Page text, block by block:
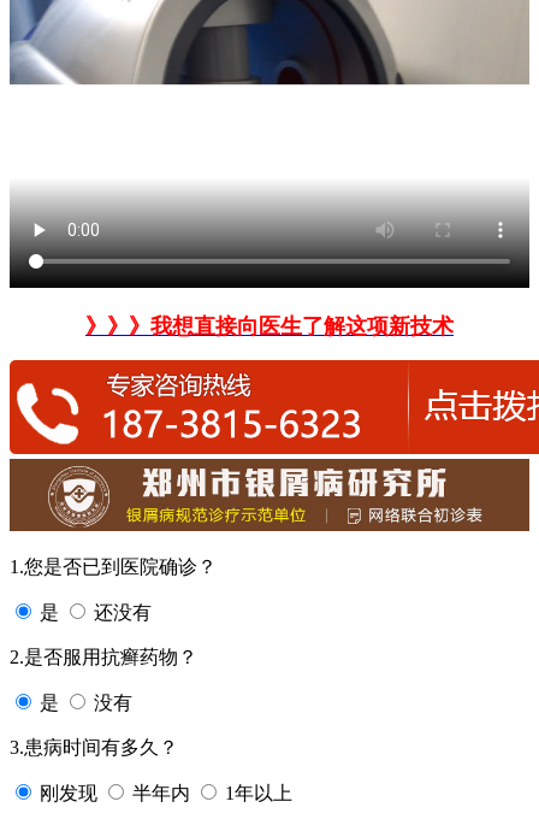
》》》我想直接向医生了解这项新技术
1.您是否已到医院确诊？
是 还没有
2.是否服用抗癣药物？
是 没有
3.患病时间有多久？
刚发现 半年内 1年以上